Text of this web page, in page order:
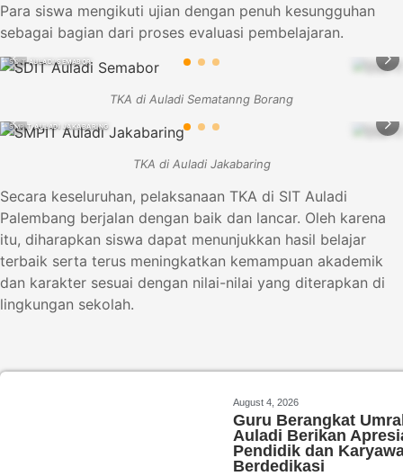
Para siswa mengikuti ujian dengan penuh kesungguhan
sebagai bagian dari proses evaluasi pembelajaran.
SDIT AULADI SEMABOR SDIT
TKA di Auladi Sematanng Borang
SMPIT AULADI JAKABARING SMPIT
TKA di Auladi Jakabaring
Secara keseluruhan, pelaksanaan TKA di SIT Auladi
Palembang berjalan dengan baik dan lancar. Oleh karena
itu, diharapkan siswa dapat menunjukkan hasil belajar
terbaik serta terus meningkatkan kemampuan akademik
dan karakter sesuai dengan nilai-nilai yang diterapkan di
lingkungan sekolah.
August 4, 2026
Guru Berangkat
Auladi Berikan
Pendidik dan
Berdedikasi